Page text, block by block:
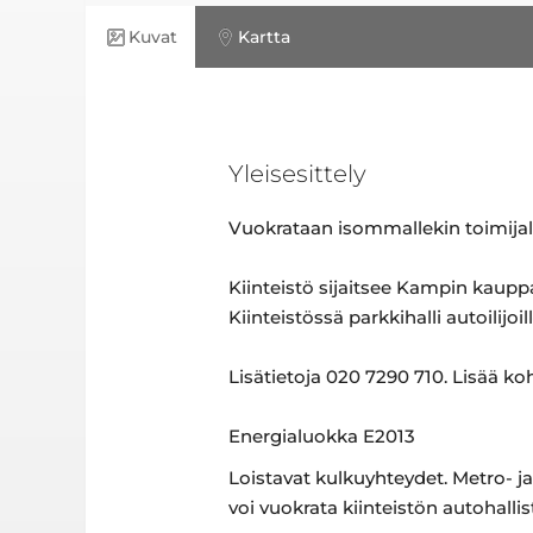
Kuvat Kartta
Yleisesittely
Vuokrataan isommallekin
Kiinteistö sijaitsee Kampin
Kiinteistössä parkkihalli
Lisätietoja 020 7290 710. Lisää
Energialuokka E2013
Loistavat kulkuyhteydet. Metro-
voi vuokrata kiinteistön